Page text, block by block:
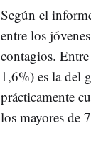
Según el
entre los
contagios.
1,6%) es la del
prácticamente
los mayores de